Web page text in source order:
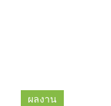
ผลงาน